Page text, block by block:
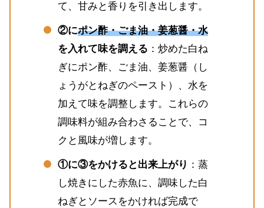
て、甘みと香りを引き出します。
②にポン酢・ごま油・姜葱醤・水
を入れて味を調える ：炒めた白ね
ぎにポン酢、ごま油、姜葱醤（し
ょうがとねぎのペースト）、水を
加えて味を調整します。これらの
調味料が組み合わさることで、コ
クと風味が増します。
①に③をかけると出来上がり ：蒸
し焼きにした赤魚に、調味した白
ねぎとソースをかければ完成で